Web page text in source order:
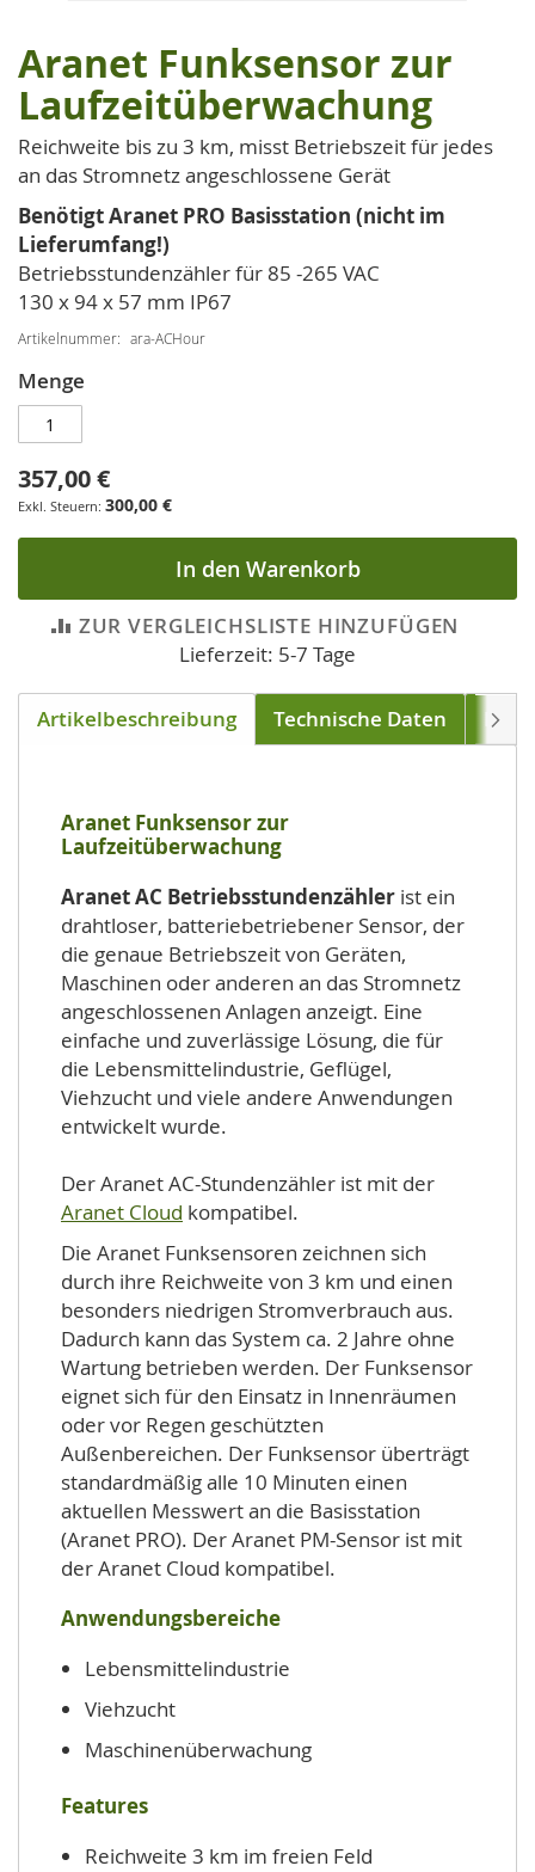
Zum
Anfang
der
Bildgalerie
springen
Aranet Funksensor zur
Laufzeitüberwachung
Reichweite bis zu 3 km, misst Betriebszeit für jedes
an das Stromnetz angeschlossene Gerät
Benötigt Aranet PRO Basisstation (nicht im
Lieferumfang!)
Betriebsstundenzähler für 85 -265 VAC
130 x 94 x 57 mm IP67
Artikelnummer ara-ACHour
Menge
357,00 €
300,00 €
In den Warenkorb
ZUR VERGLEICHSLISTE HINZUFÜGEN
Lieferzeit: 5-7 Tage
Artikelbeschreibung Technische Daten
Aranet Funksensor zur
Laufzeitüberwachung
Aranet AC Betriebsstundenzähler ist ein
drahtloser, batteriebetriebener Sensor, der
die genaue Betriebszeit von Geräten,
Maschinen oder anderen an das Stromnetz
angeschlossenen Anlagen anzeigt. Eine
einfache und zuverlässige Lösung, die für
die Lebensmittelindustrie, Geflügel,
Viehzucht und viele andere Anwendungen
entwickelt wurde.
Der Aranet AC-Stundenzähler ist mit der
Aranet Cloud kompatibel.
Die Aranet Funksensoren zeichnen sich
durch ihre Reichweite von 3 km und einen
besonders niedrigen Stromverbrauch aus.
Dadurch kann das System ca. 2 Jahre ohne
Wartung betrieben werden. Der Funksensor
eignet sich für den Einsatz in Innenräumen
oder vor Regen geschützten
Außenbereichen. Der Funksensor überträgt
standardmäßig alle 10 Minuten einen
aktuellen Messwert an die Basisstation
(Aranet PRO). Der Aranet PM-Sensor ist mit
der Aranet Cloud kompatibel.
Anwendungsbereiche
Lebensmittelindustrie
Viehzucht
Maschinenüberwachung
Features
Reichweite 3 km im freien Feld